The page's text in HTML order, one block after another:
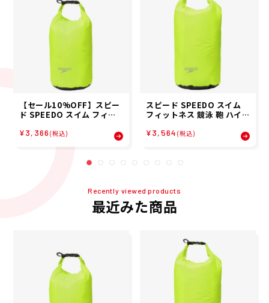
【セール10%OFF】スピー
ド SPEEDO スイム フィッ
チ ハイドロ エアー ウォータ
ー プルーフ ロール トップ 8
リットル Hydro Air Wate
r Proof Roll Top 8L SE22
¥3,366 (税込)
スピード SPEEDO スイム
フィットネス 競泳 鞄 ハイド
フ ロール トップ 13 リット
ル Hydro Air Water Proo
FY メンズ レディース ユニ
¥3,564 (税込)
Recently viewed products
最近みた商品